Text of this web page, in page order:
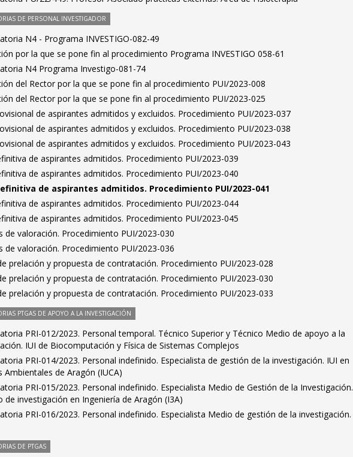
DE PERSONAL INVESTIGADOR
N4 - Programa INVESTIGO-082-49
por la que se pone fin al procedimiento Programa INVESTIGO 058-61
N4 Programa Investigo-081-74
del Rector por la que se pone fin al procedimiento PUI/2023-008
del Rector por la que se pone fin al procedimiento PUI/2023-025
de aspirantes admitidos y excluidos. Procedimiento PUI/2023-037
de aspirantes admitidos y excluidos. Procedimiento PUI/2023-038
de aspirantes admitidos y excluidos. Procedimiento PUI/2023-043
de aspirantes admitidos. Procedimiento PUI/2023-039
de aspirantes admitidos. Procedimiento PUI/2023-040
de aspirantes admitidos. Procedimiento PUI/2023-041
de aspirantes admitidos. Procedimiento PUI/2023-044
de aspirantes admitidos. Procedimiento PUI/2023-045
de valoración. Procedimiento PUI/2023-030
de valoración. Procedimiento PUI/2023-036
prelación y propuesta de contratación. Procedimiento PUI/2023-028
prelación y propuesta de contratación. Procedimiento PUI/2023-030
prelación y propuesta de contratación. Procedimiento PUI/2023-033
PTGAS DE APOYO A LA INVESTIGACIÓN
PRI-012/2023. Personal temporal. Técnico Superior y Técnico Medio de apoyo a la
IUI de Biocomputación y Física de Sistemas Complejos
PRI-014/2023. Personal indefinido. Especialista de gestión de la investigación. IUI en
Ambientales de Aragón (IUCA)
PRI-015/2023. Personal indefinido. Especialista Medio de Gestión de la Investigación.
de investigación en Ingeniería de Aragón (I3A)
PRI-016/2023. Personal indefinido. Especialista Medio de gestión de la investigación.
DE PTGAS